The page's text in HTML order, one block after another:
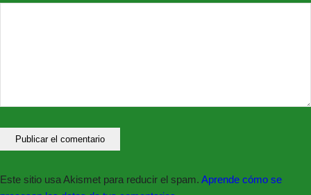
Este sitio usa Akismet para reducir el spam. Aprende cómo se